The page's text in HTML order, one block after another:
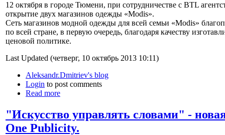
12 октября в городе Тюмени, при сотрудничестве с BTL
открытие двух магазинов одежды «Modis».
Сеть магазинов модной одежды для всей семьи «Modis»
по всей стране, в первую очередь, благодаря качеству
ценовой политике.
Last Updated (четверг, 10 октябрь 2013 10:11)
Aleksandr.Dmitriev's blog
Login to post comments
Read more
"Искусство управлять словами" -
One Publicity.